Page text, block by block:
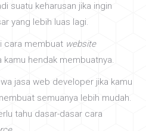
suatu keharusan jika ingin
yang lebih luas lagi.
cara membuat website
hendak membuatnya.
jasa web developer jika kamu
semuanya lebih mudah.
tahu dasar-dasar cara